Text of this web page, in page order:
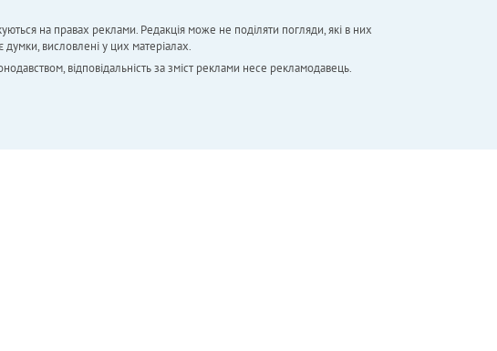
на правах реклами. Редакція може не поділяти погляди, які в них
висловлені у цих матеріалах.
відповідальність за зміст реклами несе рекламодавець.